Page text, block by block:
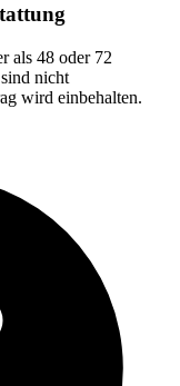
als 48 oder 72
nicht
wird einbehalten.